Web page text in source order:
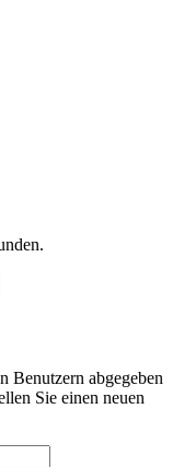
Benutzern abgegeben
Sie einen neuen